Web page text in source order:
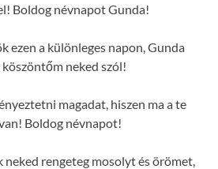
Boldog névnapot Gunda!
ezen a különleges napon, Gunda
neked szól!
magadat, hiszen ma a te
Boldog névnapot!
rengeteg mosolyt és örömet,